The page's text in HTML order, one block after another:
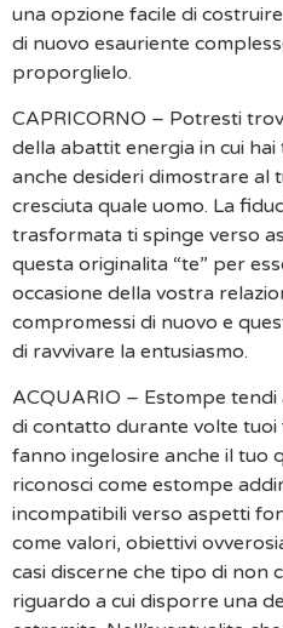
una opzione facile di
di nuovo esauriente
proporglielo.
CAPRICORNO – Potresti
della abattit energia in cui
anche desideri dimostrare al
cresciuta quale uomo. La
trasformata ti spinge verso
questa originalita “te” per
occasione della vostra
compromessi di nuovo e
di ravvivare la entusiasmo.
ACQUARIO – Estompe
di contatto durante volte
fanno ingelosire anche il tuo
riconosci come estompe
incompatibili verso aspetti
come valori, obiettivi
casi discerne che tipo di non
riguardo a cui disporre una